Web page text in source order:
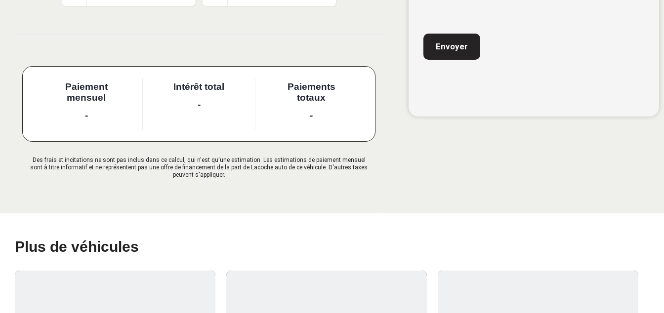
Paiement
mensuel
-
Intérêt total
-
Paiements
totaux
-
Des frais et incitations ne sont pas inclus dans ce calcul, qui n'est qu'une estimation. Les estimations de paiement mensuel
sont à titre informatif et ne représentent pas une offre de financement de la part de Lacoche auto de ce véhicule. D'autres taxes
peuvent s'appliquer.
Plus de véhicules